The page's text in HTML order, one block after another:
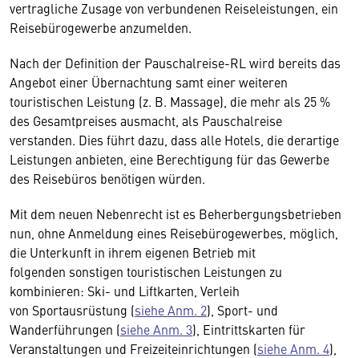
vertragliche Zusage von verbundenen Reiseleistungen, ein
Reisebürogewerbe anzumelden.
Nach der Definition der Pauschalreise-RL wird bereits das
Angebot einer Übernachtung samt einer weiteren
touristischen Leistung (z. B. Massage), die mehr als 25 %
des Gesamtpreises ausmacht, als Pauschalreise
verstanden. Dies führt dazu, dass alle Hotels, die derartige
Leistungen anbieten, eine Berechtigung für das Gewerbe
des Reisebüros benötigen würden.
Mit dem neuen Nebenrecht ist es Beherbergungsbetrieben
nun, ohne Anmeldung eines Reisebürogewerbes, möglich,
die Unterkunft in ihrem eigenen Betrieb mit
folgenden sonstigen touristischen Leistungen zu
kombinieren: Ski- und Liftkarten, Verleih
von Sportausrüstung (siehe Anm. 2), Sport- und
Wanderführungen (siehe Anm. 3), Eintrittskarten für
Veranstaltungen und Freizeiteinrichtungen (siehe Anm. 4),